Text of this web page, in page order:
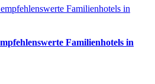
Familienhotels in